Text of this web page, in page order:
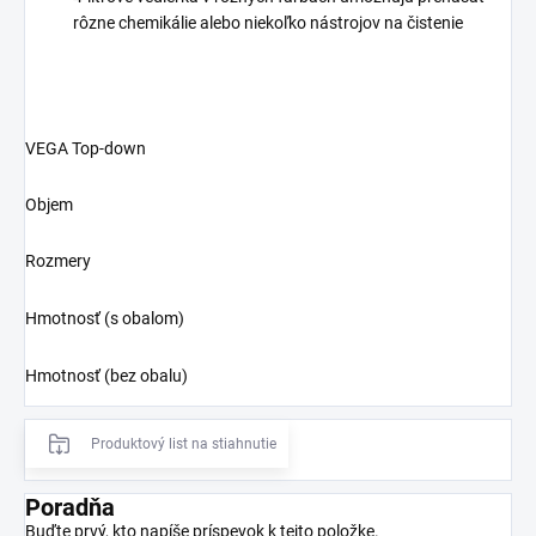
rôzne chemikálie alebo niekoľko nástrojov na čistenie
VEGA Top-down
Objem
Rozmery
Hmotnosť (s obalom)
Hmotnosť (bez obalu)
Produktový list na stiahnutie
Poradňa
Buďte prvý, kto napíše príspevok k tejto položke.